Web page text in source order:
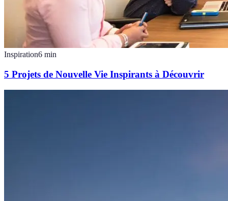
Inspiration6 min
5 Projets de Nouvelle Vie Inspirants à Découvrir